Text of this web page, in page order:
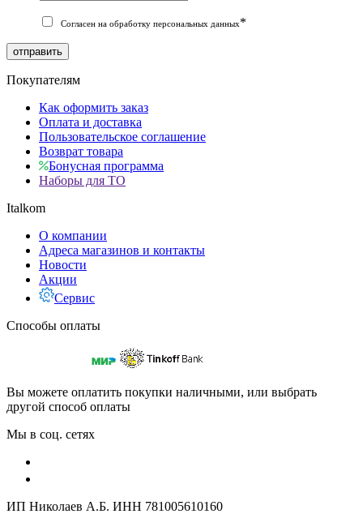
Согласен на обработку персональных данных*
отправить
Покупателям
Как оформить заказ
Оплата и доставка
Пользовательское соглашение
Возврат товара
Бонусная программа
Наборы для ТО
Italkom
О компании
Адреса магазинов и контакты
Новости
Акции
Сервис
Способы оплаты
Вы можете оплатить покупки наличными, или выбрать
другой способ оплаты
Мы в соц. сетях
ИП Николаев А.Б. ИНН 781005610160